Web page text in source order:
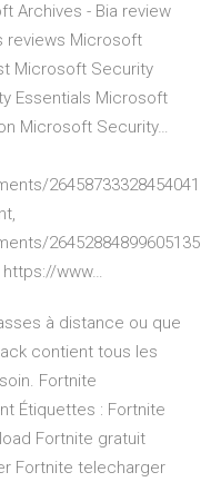
Archives - Bia review
reviews Microsoft
Microsoft Security
Essentials Microsoft
Microsoft Security…
https://www…
à distance ou que
contient tous les
Fortnite
Étiquettes : Fortnite
Fortnite gratuit
Fortnite telecharger